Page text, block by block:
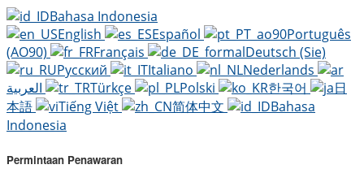
Bahasa Indonesia
English
Español
Português
(AO90)
Français
Deutsch (Sie)
Русский
Italiano
Nederlands
Türkçe Polski 한국어
日
本語
Tiếng Việt 简体中文
Bahasa
Indonesia
Permintaan Penawaran